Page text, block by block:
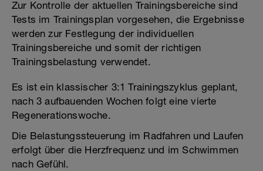
Zur Kontrolle der aktuellen Trainingsbereiche sind
Tests im Trainingsplan vorgesehen, die Ergebnisse
werden zur Festlegung der individuellen
Trainingsbereiche und somit der richtigen
Trainingsbelastung verwendet.
Es ist ein klassischer 3:1 Trainingszyklus geplant,
nach 3 aufbauenden Wochen folgt eine vierte
Regenerationswoche.
Die Belastungssteuerung im Radfahren und Laufen
erfolgt über die Herzfrequenz und im Schwimmen
nach Gefühl.